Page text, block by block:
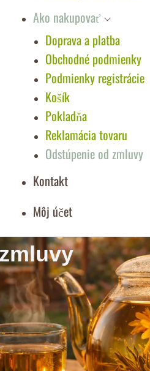
Ako nakupovať
Doprava a platba
Obchodné podmienky
Podmienky registrácie
Košík
Pokladňa
Reklamácia tovaru
Odstúpenie od zmluvy
Kontakt
Môj účet